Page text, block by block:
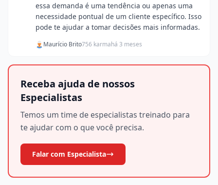
essa demanda é uma tendência ou apenas uma
necessidade pontual de um cliente específico. Isso
pode te ajudar a tomar decisões mais informadas.
Maurício Brito756 karmahá 3 meses
Receba ajuda de nossos
Especialistas
Temos um time de especialistas treinado para
te ajudar com o que você precisa.
Falar com Especialista